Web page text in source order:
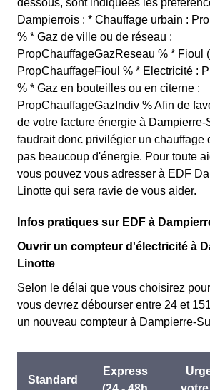
dessous, sont indiquées les
Dampierrois : * Chauffage urbain :
% * Gaz de ville ou de réseau :
PropChauffageGazReseau % * Fioul
PropChauffageFioul % * Electricité :
% * Gaz en bouteilles ou en citerne :
PropChauffageGazIndiv % Afin de
de votre facture énergie à Dampierre-
faudrait donc privilégier un chauffage
pas beaucoup d'énergie. Pour toute
vous pouvez vous adresser à EDF
Linotte qui sera ravie de vous aider.
Infos pratiques sur EDF à
Ouvrir un compteur d'électricité à
Linotte
Selon le délai que vous choisirez
vous devrez débourser entre 24 et
un nouveau compteur à Dampierre-